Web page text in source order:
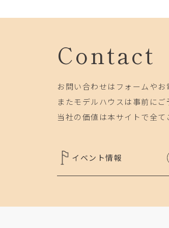
Contact
お問い合わせはフォームやお
またモデルハウスは事前にご
当社の価値は本サイトで全
イベント情報